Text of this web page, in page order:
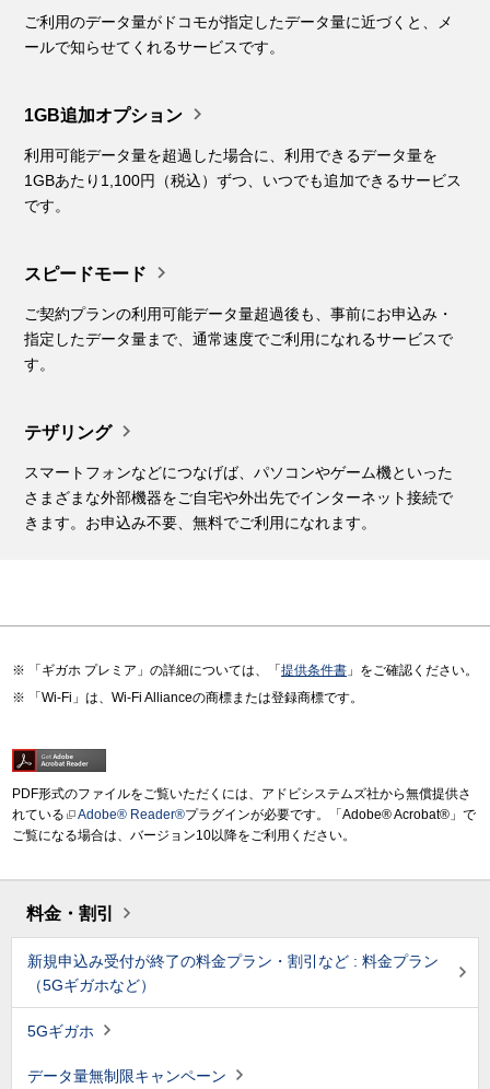
ご利用のデータ量がドコモが指定したデータ量に近づくと、メ
ールで知らせてくれるサービスです。
1GB追加オプション 
利用可能データ量を超過した場合に、利用できるデータ量を
1GBあたり1,100円（税込）ずつ、いつでも追加できるサービス
です。
スピードモード 
ご契約プランの利用可能データ量超過後も、事前にお申込み・
指定したデータ量まで、通常速度でご利用になれるサービスで
す。
テザリング 
スマートフォンなどにつなげば、パソコンやゲーム機といった
さまざまな外部機器をご自宅や外出先でインターネット接続で
きます。お申込み不要、無料でご利用になれます。
「ギガホ プレミア」の詳細については、「提供条件書 」をご確認ください。
「Wi-Fi」は、Wi-Fi Allianceの商標または登録商標です。
PDF形式のファイルをご覧いただくには、アドビシステムズ社から無償提供さ
れている
Adobe® Reader®プラグインが必要です。「Adobe® Acrobat®」で
ご覧になる場合は、バージョン10以降をご利用ください。
料金・割引
新規申込み受付が終了の料金プラン・割引など : 料金プラン
（5Gギガホなど）
5Gギガホ
データ量無制限キャンペーン